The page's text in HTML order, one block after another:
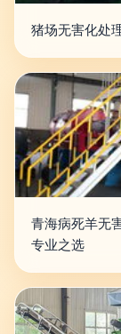
猪场无害化处
青海病死羊无
专业之选